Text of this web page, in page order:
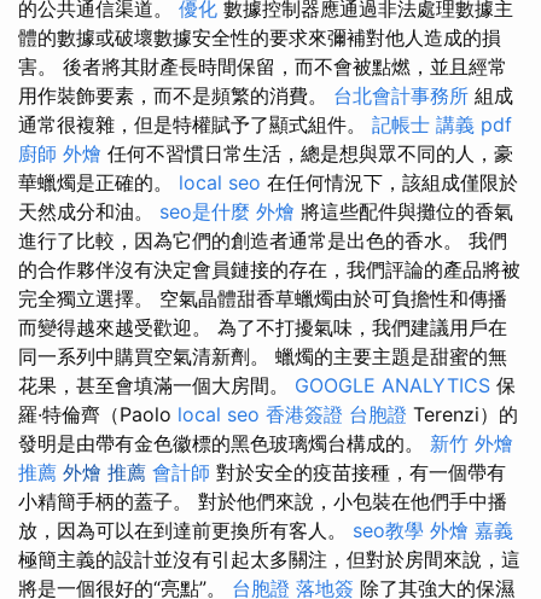
的公共通信渠道。 優化 數據控制器應通過非法處理數據主
體的數據或破壞數據安全性的要求來彌補對他人造成的損
害。 後者將其財產長時間保留，而不會被點燃，並且經常
用作裝飾要素，而不是頻繁的消費。 台北會計事務所 組成
通常很複雜，但是特權賦予了顯式組件。 記帳士 講義 pdf
廚師 外燴 任何不習慣日常生活，總是想與眾不同的人，豪
華蠟燭是正確的。 local seo 在任何情況下，該組成僅限於
天然成分和油。 seo是什麼 外燴 將這些配件與攤位的香氣
進行了比較，因為它們的創造者通常是出色的香水。 我們
的合作夥伴沒有決定會員鏈接的存在，我們評論的產品將被
完全獨立選擇。 空氣晶體甜香草蠟燭由於可負擔性和傳播
而變得越來越受歡迎。 為了不打擾氣味，我們建議用戶在
同一系列中購買空氣清新劑。 蠟燭的主要主題是甜蜜的無
花果，甚至會填滿一個大房間。 GOOGLE ANALYTICS 保
羅·特倫齊（Paolo local seo 香港簽證 台胞證 Terenzi）的
發明是由帶有金色徽標的黑色玻璃燭台構成的。 新竹 外燴
推薦 外燴 推薦 會計師 對於安全的疫苗接種，有一個帶有
小精簡手柄的蓋子。 對於他們來說，小包裝在他們手中播
放，因為可以在到達前更換所有客人。 seo教學 外燴 嘉義
極簡主義的設計並沒有引起太多關注，但對於房間來說，這
將是一個很好的“亮點”。 台胞證 落地簽 除了其強大的保濕